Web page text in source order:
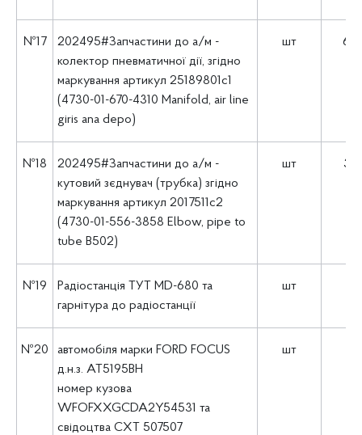
№17
202495#Запчастини до а/м -
колектор пневматичної дії, згідно
маркування артикул 25189801с1
(4730-01-670-4310 Manifold, air line
giris ana depo)
шт 64
№18
202495#Запчастини до а/м -
кутовий зєднувач (трубка) згідно
маркування артикул 2017511с2
(4730-01-556-3858 Elbow, pipe to
tube В502)
шт 37
№19
Радіостанція ТУТ MD-680 та
гарнітура до радіостанції
шт
№20
автомобіля марки FORD FOCUS
д.н.з. AT5195BH
номер кузова
WFOFXXGCDA2Y54531 та
свідоцтва СХТ 507507
шт